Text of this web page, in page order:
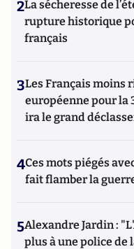
2La sécheresse de
rupture historique
français
3Les Français moins
européenne pour la
ira le grand
4Ces mots piégés
fait flamber la
5Alexandre Jardin :
plus à une police de